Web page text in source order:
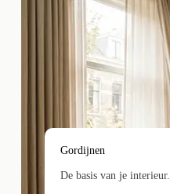
Gordijnen
De basis van je interieur.